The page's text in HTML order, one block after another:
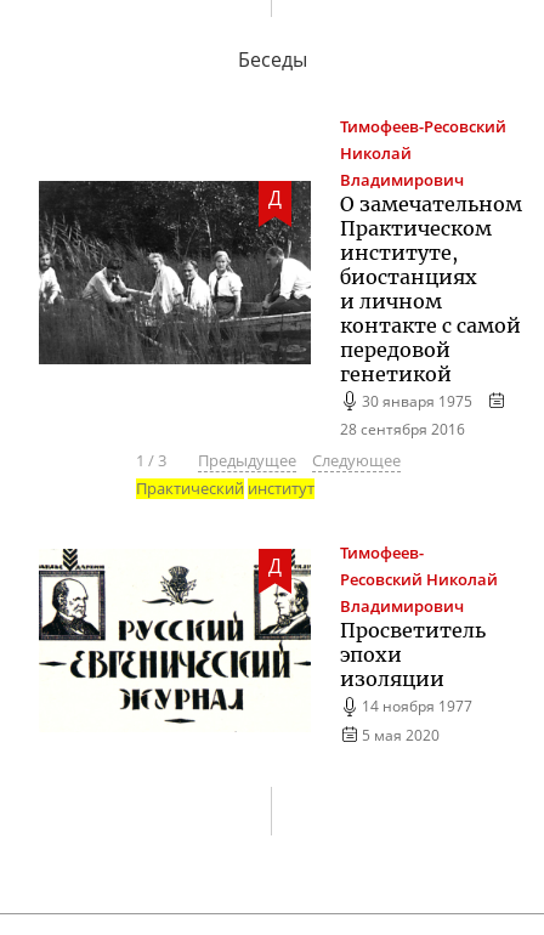
Беседы
Д
Тимофеев-Ресовский
Николай
Владимирович
О замечательном
Практическом
институте,
биостанциях
и личном
контакте с самой
передовой
генетикой
30 января 1975
28 сентября 2016
1 /3 Предыдущее
Следующее
Практический институт
Д
Тимофеев-
Ресовский Николай
Владимирович
Просветитель
эпохи
изоляции
14 ноября 1977
5 мая 2020